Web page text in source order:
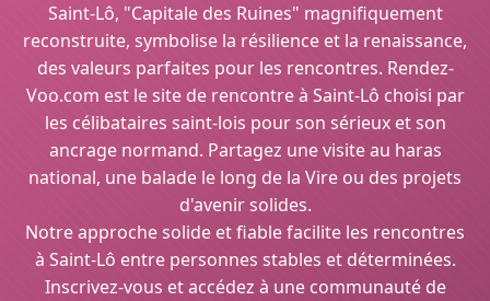
Saint-Lô, "Capitale des Ruines" magnifiquement
reconstruite, symbolise la résilience et la renaissance,
des valeurs parfaites pour les rencontres. Rendez-
Voo.com est le site de rencontre à Saint-Lô choisi par
les célibataires saint-lois pour son sérieux et son
ancrage normand. Partagez une visite au haras
national, une balade le long de la Vire ou des projets
d'avenir solides.
Notre approche solide et fiable facilite les rencontres
à Saint-Lô entre personnes stables et déterminées.
Inscrivez-vous et accédez à une communauté de